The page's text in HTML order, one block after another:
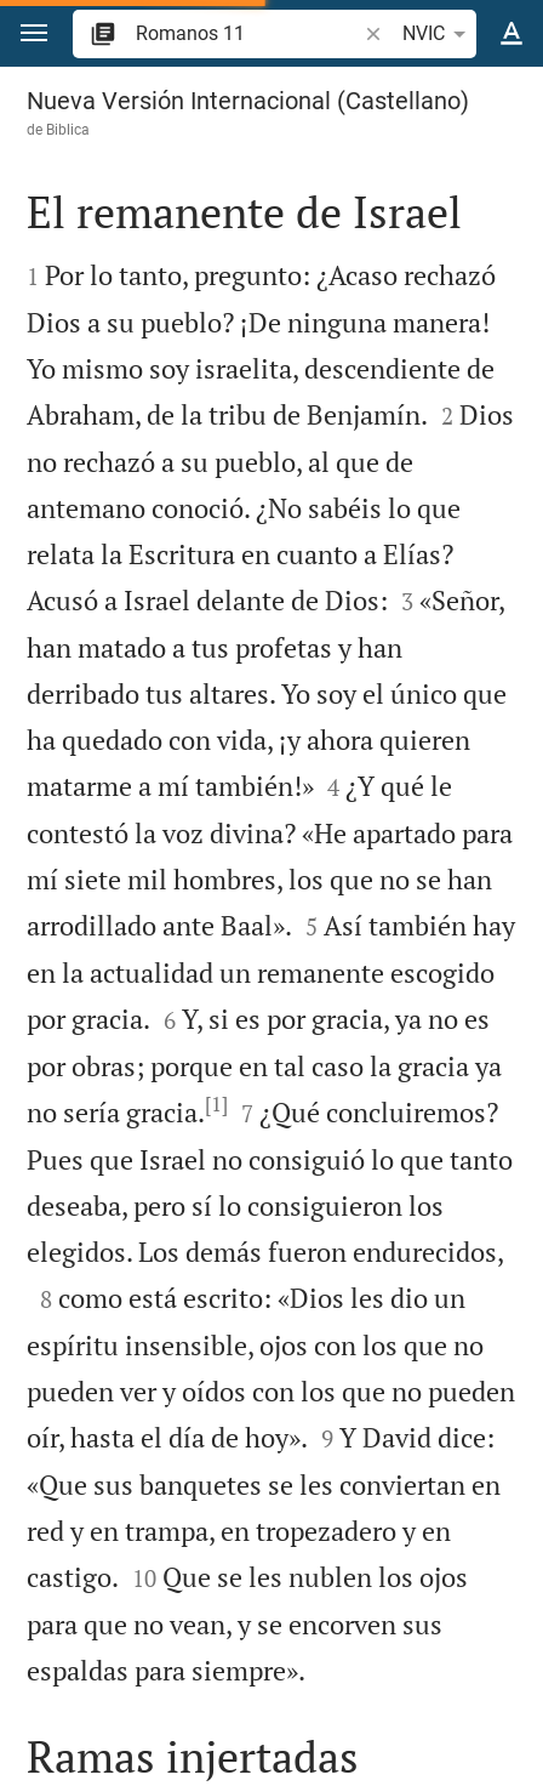
Ir a un contenido
Buscar versículo
NVIC
Romanos 11
Nueva Versión Internacional (Castellano)
de Biblica

El remanente de Israel

1 Por lo tanto, pregunto: ¿Acaso rechazó
Dios a su pueblo? ¡De ninguna manera!
Yo mismo soy israelita, descendiente de
Abraham, de la tribu de Benjamín. 

2 Dios
no rechazó a su pueblo, al que de
antemano conoció. ¿No sabéis lo que
relata la Escritura en cuanto a Elías?
Acusó a Israel delante de Dios: 

3 «Señor,
han matado a tus profetas y han
derribado tus altares. Yo soy el único que
ha quedado con vida, ¡y ahora quieren
matarme a mí también!»
4 ¿Y qué le
contestó la voz divina? «He apartado para
mí siete mil hombres, los que no se han
arrodillado ante Baal». 

5 Así también hay
en la actualidad un remanente escogido
por gracia. 

6 Y, si es por gracia, ya no es
por obras; porque en tal caso la gracia ya
no sería gracia.[1] 

7 ¿Qué concluiremos?
Pues que Israel no consiguió lo que tanto
deseaba, pero sí lo consiguieron los
elegidos. Los demás fueron endurecidos,

8 como está escrito: «Dios les dio un
espíritu insensible, ojos con los que no
pueden ver y oídos con los que no pueden
oír, hasta el día de hoy». 

9 Y David dice:
«Que sus banquetes se les conviertan en
red y en trampa, en tropezadero y en
castigo. 

10 Que se les nublen los ojos
para que no vean, y se encorven sus
espaldas para siempre».
Ramas injertadas